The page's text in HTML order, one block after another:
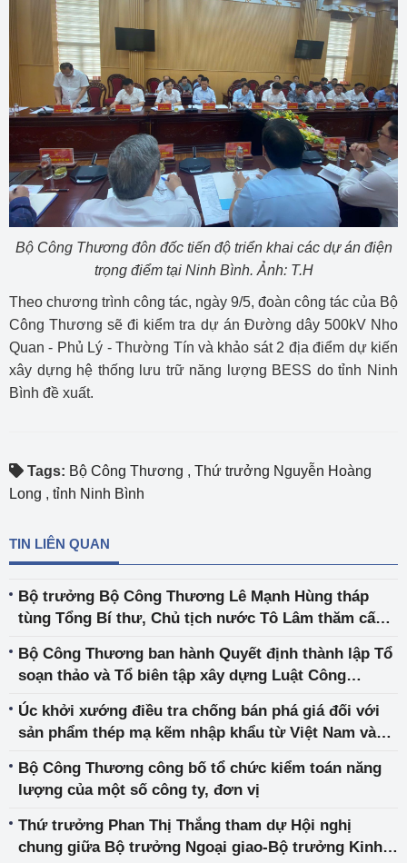
Bộ Công Thương đôn đốc tiến độ triển khai các dự án điện
trọng điểm tại Ninh Bình. Ảnh: T.H
Theo chương trình công tác, ngày 9/5, đoàn công tác của Bộ
Công Thương sẽ đi kiểm tra dự án Đường dây 500kV Nho
Quan - Phủ Lý - Thường Tín và khảo sát 2 địa điểm dự kiến
xây dựng hệ thống lưu trữ năng lượng BESS do tỉnh Ninh
Bình đề xuất.
Tags: Bộ Công Thương , Thứ trưởng Nguyễn Hoàng
Long , tỉnh Ninh Bình
TIN LIÊN QUAN
Bộ trưởng Bộ Công Thương Lê Mạnh Hùng tháp
tùng Tổng Bí thư, Chủ tịch nước Tô Lâm thăm cấp
Bộ Công Thương ban hành Quyết định thành lập Tổ
soạn thảo và Tổ biên tập xây dựng Luật Công
nghiệp trọng điểm
Úc khởi xướng điều tra chống bán phá giá đối với
sản phẩm thép mạ kẽm nhập khẩu từ Việt Nam và
Bộ Công Thương công bố tổ chức kiểm toán năng
lượng của một số công ty, đơn vị
Thứ trưởng Phan Thị Thắng tham dự Hội nghị
chung giữa Bộ trưởng Ngoại giao-Bộ trưởng Kinh